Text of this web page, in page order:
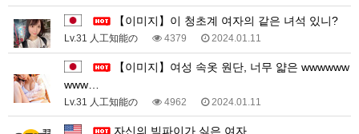
【이미지】이 청초계 여자의 같은 녀석 있니?
Lv.31 人工知能の 4379 2024.01.11
www…
Lv.31 人工知能の 4962 2024.01.11
자신의 빅파이가 싫은 여자